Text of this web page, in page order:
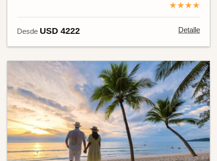
★★★★
Desde USD 4222 Detalle